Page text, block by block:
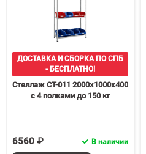
ДОСТАВКА И СБОРКА ПО СПБ
- БЕСПЛАТНО!
Стеллаж СТ-011 2000х1000х400
с 4 полками до 150 кг
6560 ₽ В наличии